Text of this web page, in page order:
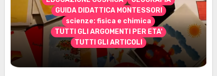
GUIDA DIDATTICA MONTESSORI
scienze: fisica e chimica
TUTTI GLI ARGOMENTI PER ETA'
TUTTI GLI ARTICOLI
Marzo 2026: nuovi materiali stampabili
per gli abbonati